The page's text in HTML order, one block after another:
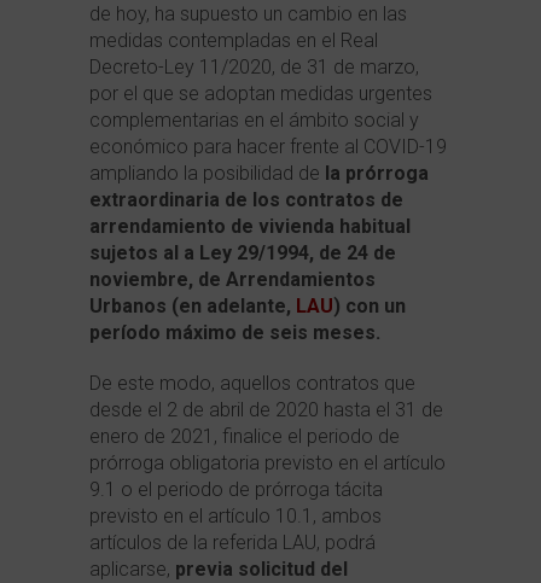
de hoy, ha supuesto un cambio en las
medidas contempladas en el Real
Decreto-Ley 11/2020, de 31 de marzo,
por el que se adoptan medidas urgentes
complementarias en el ámbito social y
económico para hacer frente al COVID-19
ampliando la posibilidad de la prórroga
extraordinaria de los contratos de
arrendamiento de vivienda habitual
sujetos al a Ley 29/1994, de 24 de
noviembre, de Arrendamientos
Urbanos (en adelante, LAU) con un
período máximo de seis meses.
De este modo, aquellos contratos que
desde el 2 de abril de 2020 hasta el 31 de
enero de 2021, finalice el periodo de
prórroga obligatoria previsto en el artículo
9.1 o el periodo de prórroga tácita
previsto en el artículo 10.1, ambos
artículos de la referida LAU, podrá
aplicarse, previa solicitud del